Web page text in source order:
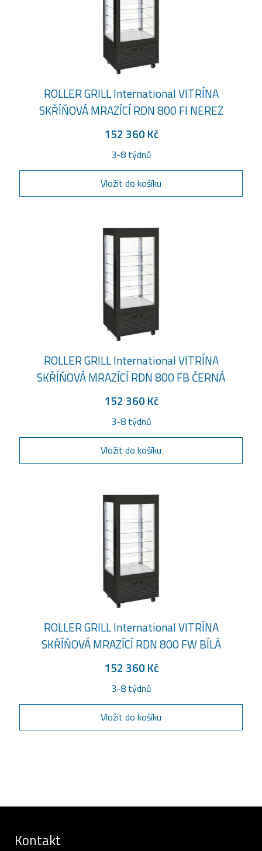
ROLLER GRILL International VITRÍNA
SKŘÍŇOVÁ MRAZÍCÍ RDN 800 FI NEREZ
152 360 Kč
3-8 týdnů
Vložit do košíku
ROLLER GRILL International VITRÍNA
SKŘÍŇOVÁ MRAZÍCÍ RDN 800 FB ČERNÁ
152 360 Kč
3-8 týdnů
Vložit do košíku
ROLLER GRILL International VITRÍNA
SKŘÍŇOVÁ MRAZÍCÍ RDN 800 FW BÍLÁ
152 360 Kč
3-8 týdnů
Vložit do košíku
Kontakt